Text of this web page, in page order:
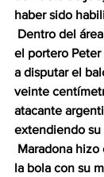
haber sido
Dentro del
el portero Peter
a disputar el
veinte
atacante
extendiendo su
Maradona
la bola con su